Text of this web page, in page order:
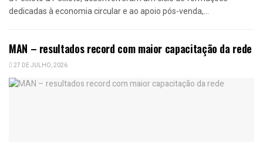
dedicadas à economia circular e ao apoio pós-venda,...
MAN – resultados record com maior capacitação da rede
27 DE JULHO, 2026